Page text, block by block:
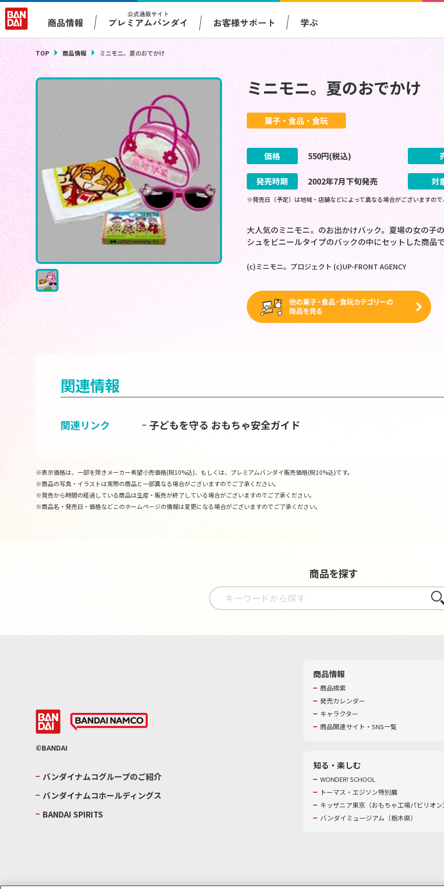
商品情報
公式通販サイト
プレミアムバンダイ お客様サポート 学ぶ
TOP 商品情報 ミニモニ。夏のおでかけ
ミニモニ。夏のおでかけ
菓子・食品・食玩
価格 550円(税込)
発売時期 2002年7月下旬発売 対
※発売日（予定）は地域・店舗などによって異なる場合がございますの
大人気のミニモニ。のお出かけバック。夏場の女の子
シュをビニールタイプのバックの中にセットした商品
(c)ミニモニ。プロジェクト (c)UP-FRONT AGENCY
関連情報
関連リンク 子どもを守る おもちゃ安全ガイド
※表示価格は、一部を除きメーカー希望小売価格(税10%込)、もしくは、プレミアムバンダイ販売価格(税10%込)です。
※商品の写真・イラストは実際の商品と一部異なる場合がございますのでご了承ください。
※発売から時間の経過している商品は生産・販売が終了している場合がございますのでご了承ください。
※商品名・発売日・価格などこのホームページの情報は変更になる場合がございますのでご了承ください。
商品を探す
さが
©BANDAI
バンダイナムコグループのご紹介
バンダイナムコホールディングス
BANDAI SPIRITS
商品情報
商品検索
発売カレンダー
キャラクター
商品関連サイト・SNS一覧
知る・楽しむ
WONDER! SCHOOL
トーマス・エジソン特別展
キッザニア東京（おもちゃ工場パビリオ
バンダイミュージアム（栃木県）